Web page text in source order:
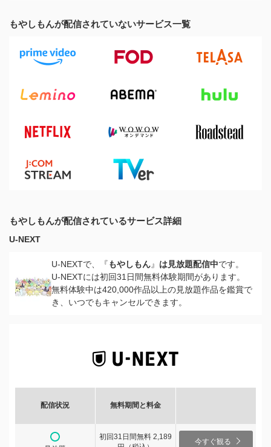
もやしもんが配信されていないサービス一覧
もやしもんが配信されているサービス詳細
U-NEXT
U-NEXTで、『もやしもん』 は見放題配信中です。
U-NEXTには初回31日間無料体験期間があります。
無料体験中は420,000作品以上の見放題作品を鑑賞で
き、いつでもキャンセルできます。
配信状況 無料期間と料金
初回31日間無料 2,189
今すぐ観る